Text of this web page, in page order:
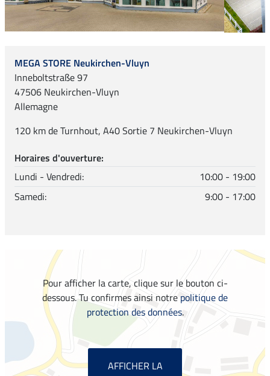
MEGA STORE Neukirchen-Vluyn
Inneboltstraße 97
47506 Neukirchen-Vluyn
Allemagne
120 km de Turnhout, A40 Sortie 7 Neukirchen-Vluyn
Horaires d'ouverture:
Lundi - Vendredi:
10:00 - 19:00
Samedi:
9:00 - 17:00
Pour afficher la carte, clique sur le bouton ci-
dessous. Tu confirmes ainsi notre politique de
protection des données.
AFFICHER LA